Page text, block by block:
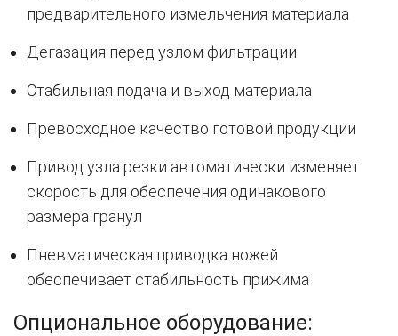
предварительного измельчения материала
Дегазация перед узлом фильтрации
Стабильная подача и выход материала
Превосходное качество готовой продукции
Привод узла резки автоматически изменяет
скорость для обеспечения одинакового
размера гранул
Пневматическая приводка ножей
обеспечивает стабильность прижима
Опциональное оборудование: